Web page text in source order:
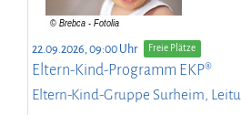
22.09.2026, 09:00 Uhr Freie Plätze
Eltern-Kind-Programm EKP®
Eltern-Kind-Gruppe Surheim,